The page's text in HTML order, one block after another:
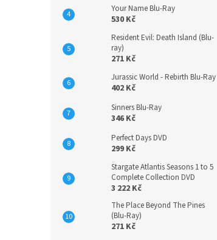
Your Name Blu-Ray
530 Kč
Resident Evil: Death Island (Blu-
ray)
271 Kč
Jurassic World - Rebirth Blu-Ray
402 Kč
Sinners Blu-Ray
346 Kč
Perfect Days DVD
299 Kč
Stargate Atlantis Seasons 1 to 5
Complete Collection DVD
3 222 Kč
The Place Beyond The Pines
(Blu-Ray)
271 Kč